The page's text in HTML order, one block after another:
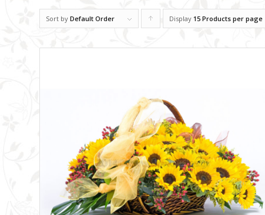
Sort by Default Order Click
Display 15 Products per page